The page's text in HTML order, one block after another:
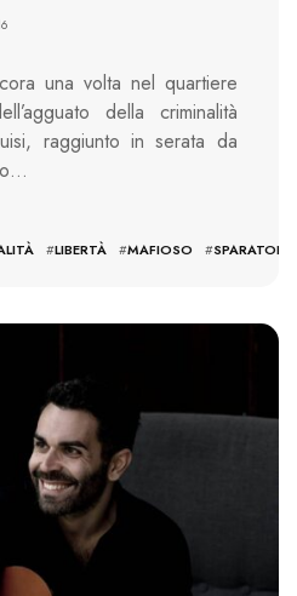
una volta nel quartiere
della criminalità
raggiunto in serata da
#LIBERTÀ #MAFIOSO #SPARATORIA